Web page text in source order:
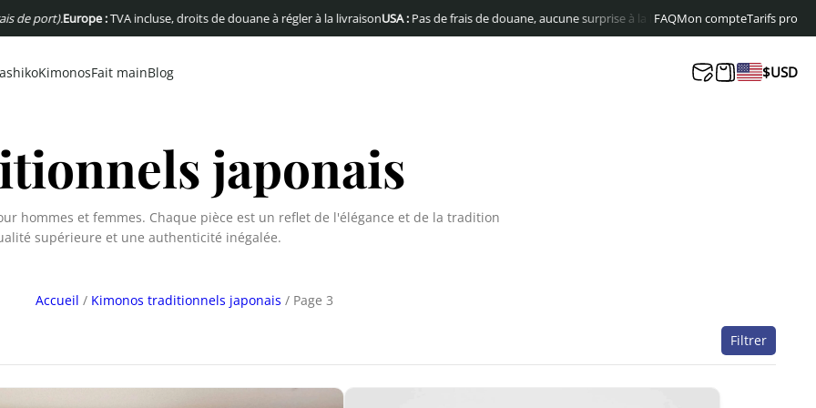
TVA incluse, droits de douane à régler à la livraisonUSA :Pas de frais de douane, aucune surprise à la livraisonLivraison offerte en Europe & au Canada
FAQMon compteTarifs pro
KimonosFait mainBlog $USD
japonais
hommes et femmes. Chaque pièce est un reflet de l'élégance et de la tradition
supérieure et une authenticité inégalée.
Accueil / Kimonos traditionnels japonais / Page 3
Filtrer